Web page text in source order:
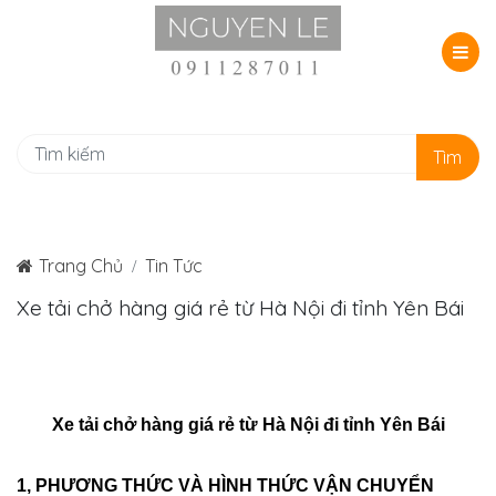
Tìm
Trang Chủ Tin Tức
Xe tải chở hàng giá rẻ từ Hà Nội đi tỉnh Yên Bái
Xe tải chở hàng giá rẻ từ Hà Nội đi tỉnh Yên Bái
1, PHƯƠNG THỨC VÀ HÌNH THỨC VẬN CHUYỂN